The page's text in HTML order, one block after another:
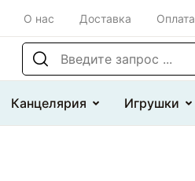
О нас Доставка Оплата
Поиск по сайту
Канцелярия Игрушки